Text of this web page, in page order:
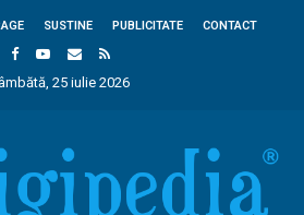
SUSTINE PUBLICITATE CONTACT
25 iulie 2026